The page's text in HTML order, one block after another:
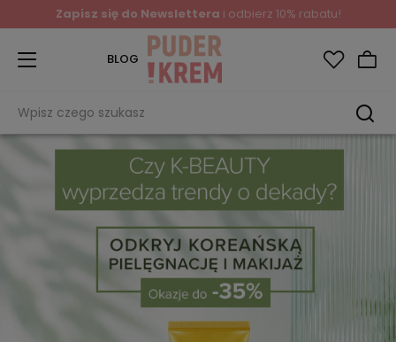
Zapisz się do Newslettera i odbierz 10% rabatu!
BLOG